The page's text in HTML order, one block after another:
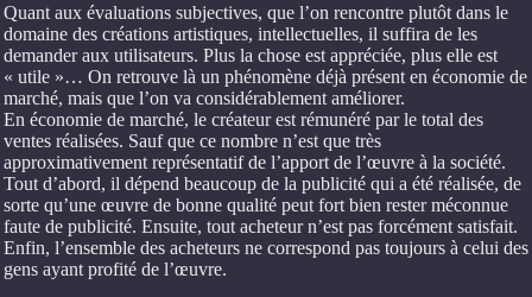
Quant aux évaluations subjectives, que l’on rencontre plutôt dans le
domaine des créations artistiques, intellectuelles, il suffira de les
demander aux utilisateurs. Plus la chose est appréciée, plus elle est
« utile »… On retrouve là un phénomène déjà présent en économie de
marché, mais que l’on va considérablement améliorer.
En économie de marché, le créateur est rémunéré par le total des
ventes réalisées. Sauf que ce nombre n’est que très
approximativement représentatif de l’apport de l’œuvre à la société.
Tout d’abord, il dépend beaucoup de la publicité qui a été réalisée, de
sorte qu’une œuvre de bonne qualité peut fort bien rester méconnue
faute de publicité. Ensuite, tout acheteur n’est pas forcément satisfait.
Enfin, l’ensemble des acheteurs ne correspond pas toujours à celui des
gens ayant profité de l’œuvre.